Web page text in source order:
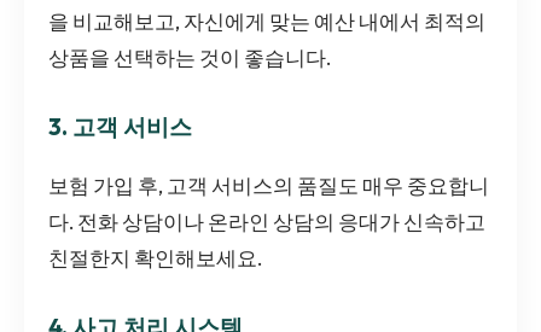
을 비교해보고, 자신에게 맞는 예산 내에서 최적의
상품을 선택하는 것이 좋습니다.
3. 고객 서비스
보험 가입 후, 고객 서비스의 품질도 매우 중요합니
다. 전화 상담이나 온라인 상담의 응대가 신속하고
친절한지 확인해보세요.